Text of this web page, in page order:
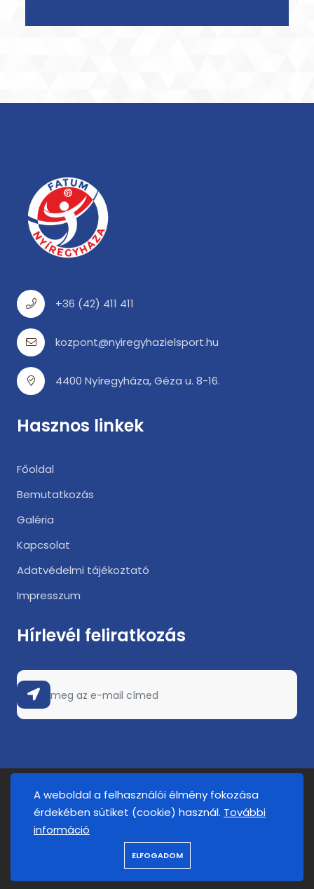
+36 (42) 411 411
kozpont@nyiregyhazielsport.hu
4400 Nyíregyháza, Géza u. 8-16.
Hasznos linkek
Főoldal
Bemutatkozás
Galéria
Kapcsolat
Adatvédelmi tájékoztató
Impresszum
Hírlevél feliratkozás
2025. © FATUM Nyíregyháza. Minden jog fenntartva.
A weboldal a felhasználói élmény fokozása
érdekében sütiket (cookie) használ. További
információ
ELFOGADOM